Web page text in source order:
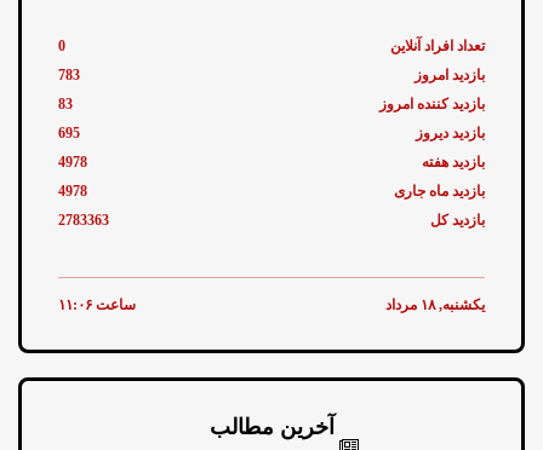
تعداد افراد آنلاین
0
بازدید امروز
783
بازدید کننده امروز
83
بازدید دیروز
695
بازدید هفته
4978
بازدید ماه جاری
4978
بازدید کل
2783363
یکشنبه, ۱۸ مرداد ساعت ۱۱:۰۶
آخرین مطالب